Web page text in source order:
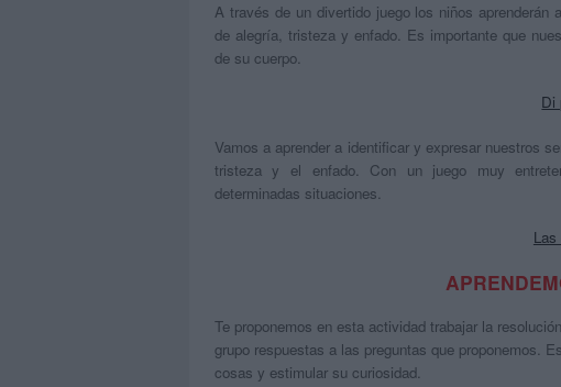
A través de un divertido juego los niños
de alegría, tristeza y enfado. Es importante que
de su cuerpo.
Di
Vamos a aprender a identificar y expresar nuestros
tristeza y el enfado. Con un juego muy
determinadas situaciones.
Las
Te proponemos en esta actividad trabajar la
grupo respuestas a las preguntas que proponemos.
cosas y estimular su curiosidad.